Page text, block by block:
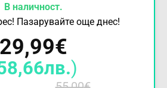
В наличност.
Пазарувайте още днес!
29,99€
лв.)